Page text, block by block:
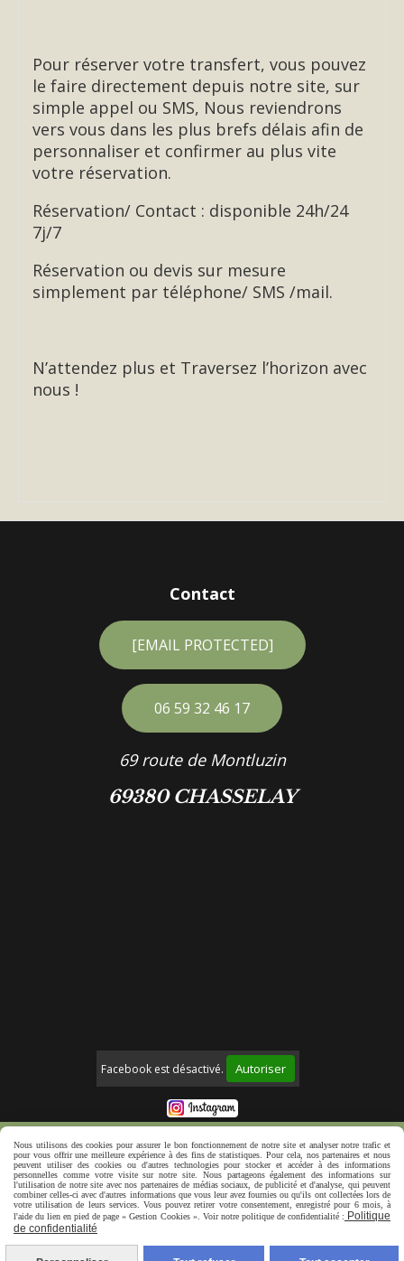
Pour réserver votre transfert, vous pouvez
le faire directement depuis notre site, sur
simple appel ou SMS, Nous reviendrons
vers vous dans les plus brefs délais afin de
personnaliser et confirmer au plus vite
votre réservation.
Réservation/ Contact : disponible 24h/24
7j/7
Réservation ou devis sur mesure
simplement par téléphone/ SMS /mail.
N’attendez plus et Traversez l’horizon avec
nous !
Contact
[EMAIL PROTECTED]
06 59 32 46 17
69 route de Montluzin
69380 CHASSELAY
Facebook est désactivé. Autoriser
Mentions Légales
Politique de confidentialité
Créer un site web
Nous utilisons des cookies pour assurer le bon fonctionnement de notre site et analyser notre trafic et
pour vous offrir une meilleure expérience à des fins de statistiques. Pour cela, nos partenaires et nous
peuvent utiliser des cookies ou d'autres technologies pour stocker et accéder à des informations
personnelles comme votre visite sur notre site. Nous partageons également des informations sur
l'utilisation de notre site avec nos partenaires de médias sociaux, de publicité et d'analyse, qui peuvent
combiner celles-ci avec d'autres informations que vous leur avez fournies ou qu'ils ont collectées lors de
votre utilisation de leurs services. Vous pouvez retirer votre consentement, enregistré pour 6 mois, à
l'aide du lien en pied de page « Gestion Cookies ». Voir notre politique de confidentialité : Politique
de confidentialité